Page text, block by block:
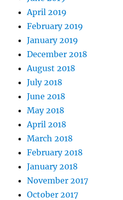
April 2019
February 2019
January 2019
December 2018
August 2018
July 2018
June 2018
May 2018
April 2018
March 2018
February 2018
January 2018
November 2017
October 2017